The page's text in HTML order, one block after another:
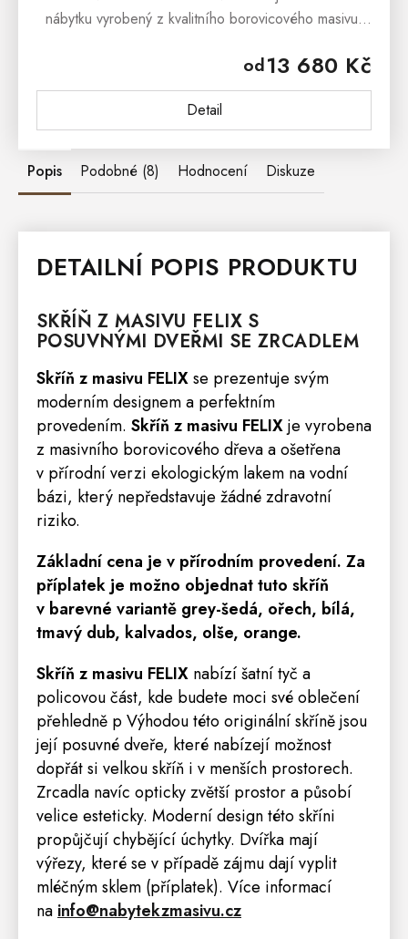
od13 680 Kč
Detail
nábytku vyrobený z kvalitního borovicového masivu,
vzhledem vhodným do současných...
Popis Podobné (8) Hodnocení Diskuze
DETAILNÍ POPIS PRODUKTU
SKŘÍŇ Z MASIVU FELIX S
POSUVNÝMI DVEŘMI SE ZRCADLEM
Skříň z masivu FELIXse prezentuje svým
moderním designem a perfektním
provedením. Skříň z masivu FELIXje vyrobena
z masivního borovicového dřeva a ošetřena
v přírodní verzi ekologickým lakem na vodní
bázi, který nepředstavuje žádné zdravotní
riziko.
Základní cena je v přírodním provedení. Za
příplatek je možno objednat tuto skříň
v barevné variantě grey-šedá, ořech, bílá,
tmavý dub, kalvados, olše, orange.
Skříň z masivu FELIX nabízí šatní tyč a
policovou část, kde budete moci své oblečení
přehledně p Výhodou této originální skříně jsou
její posuvné dveře, které nabízejí možnost
dopřát si velkou skříň i v menších prostorech.
Zrcadla navíc opticky zvětší prostor a působí
velice esteticky. Moderní design této skříni
propůjčují chybějící úchytky. Dvířka mají
výřezy, které se v případě zájmu dají vyplit
mléčným sklem (příplatek). Více informací
na info@nabytekzmasivu.cz